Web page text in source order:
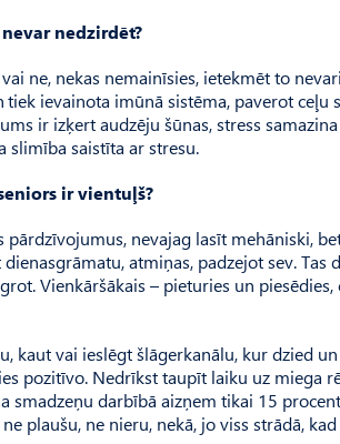
nedzirdēt?
ne, nekas nemainīsies, ietekmēt to
tiek ievainota imūnā sistēma, paverot
ir izķert audzēju šūnas, stress
slimība saistīta ar stresu.
ir vientuļš?
pārdzīvojumus, nevajag lasīt mehāniski,
atmiņas, padzejot sev. Tas
Vien­kāršākais – pieturies un
kaut vai ieslēgt šlāgerkanālu, kur dzied
pozitīvo. Nedrīkst taupīt laiku uz miega
smadzeņu darbībā aizņem tikai 15
plaušu, ne nieru, nekā, jo viss strādā,